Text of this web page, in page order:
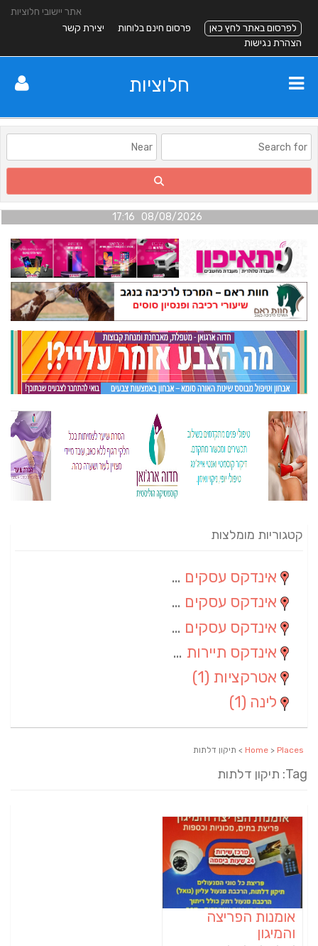
אתר יישובי חלוציות
לפרסום באתר לחץ כאן
פרסום חינם בלוחות
יצירת קשר
הצהרת נגישות
חלוציות
08/08/2026 17:16
קטגוריות מומלצות
אינדקס עסקים מרחבי
אינדקס עסקים ארצי
אינדקס עסקים מקומי
אינדקס תיירות ארצי
אטרקציות (1)
לינה (1)
Home > Places > תיקון דלתות
Tag: תיקון דלתות
אומנות הפריצה
והמיגון